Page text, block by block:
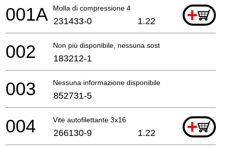
Molla di compressione 4 +
001A 231433-0 1.22
Non più disponibile, nessuna sostituzione
002 183212-1
Nessuna informazione disponibile, non ordinabile
003 852731-5
Vite autofilettante 3x16 +
004 266130-9 1.22